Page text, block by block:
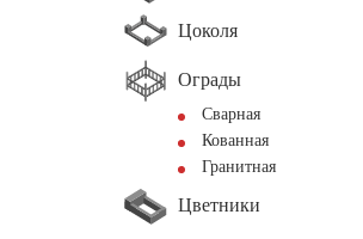
Цоколя
Ограды
Сварная
Кованная
Гранитная
Цветники